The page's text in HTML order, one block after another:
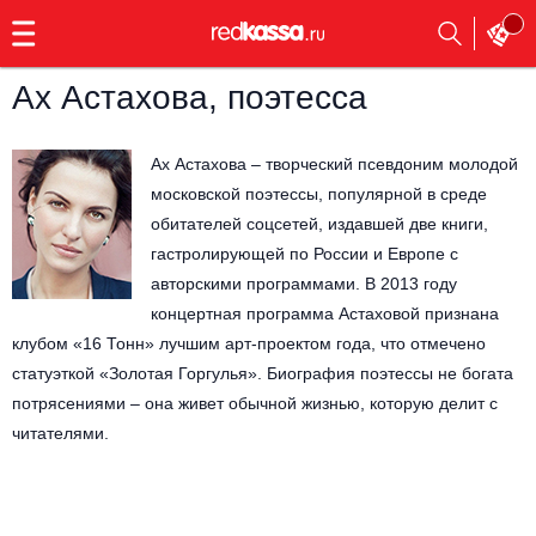
Главная
Выбрать мероприятие
Контакты
23:00
звонок
Все события
Инди
Электронная музыка
Rap, hip-hop, RnB
Панк
Все события
Все события
Поэтический вечер
Ах Астахова, поэтесса
Ах Астахова – творческий псевдоним молодой
московской поэтессы, популярной в среде
обитателей соцсетей, издавшей две книги,
гастролирующей по России и Европе с
авторскими программами. В 2013 году
концертная программа Астаховой признана
клубом «16 Тонн» лучшим арт-проектом года, что отмечено
статуэткой «Золотая Горгулья». Биография поэтессы не богата
потрясениями – она живет обычной жизнью, которую делит с
читателями.